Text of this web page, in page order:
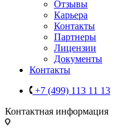
Отзывы
Карьера
Контакты
Партнеры
Лицензии
Документы
Контакты
+7 (499) 113 11 13
Контактная информация